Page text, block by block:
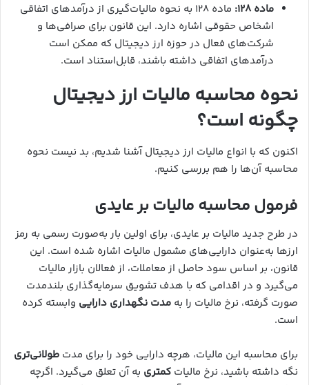
ماده ۱۲۸:
ماده ۱۲۸ به نحوه مالیات‌گیری از درآمدهای اتفاقی
اشخاص حقوقی اشاره دارد. این قانون برای صرافی‌ها و
شرکت‌های فعال در حوزه ارز دیجیتال که ممکن است
درآمدهای اتفاقی داشته باشند، قابل‌استناد است.
نحوه محاسبه مالیات ارز دیجیتال
چگونه است؟
اکنون که با انواع مالیات ارز دیجیتال آشنا شدیم، بد نیست نحوه
محاسبه آن‌ها را هم بررسی کنیم.
فرمول محاسبه مالیات بر عایدی
در طرح جدید مالیات بر عایدی، برای اولین بار به‌صورت رسمی به رمز
ارزها به‌عنوان دارایی‌های مشمول مالیات اشاره شده است. این
قانون، بر اساس سود حاصل از معاملات، از فعالان بازار مالیات
می‌گیرد و در اقدامی که با هدف تشویق سرمایه‌گذاری بلندمدت
صورت گرفته، نرخ مالیات را به مدت نگهداری دارایی وابسته کرده
است.
برای محاسبه این مالیات، هرچه دارایی خود را برای مدت طولانی‌تری
نگه داشته باشید، نرخ مالیات کمتری به آن تعلق می‌گیرد. اگرچه